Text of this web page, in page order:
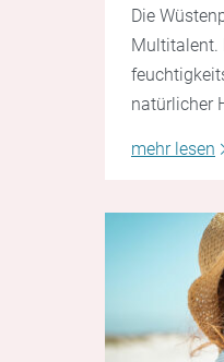
Die
Multitalent.
natürlicher
mehr lesen